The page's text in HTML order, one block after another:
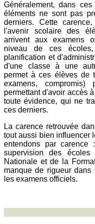
Généralement, dans
éléments ne sont pas
derniers. Cette
l'avenir scolaire des
arrivent aux examens
niveau de ces
planification et
d'une classe à une
permet à ces élèves de
examens,
permettant d'avoir accès
toute évidence, qui ne
ces derniers.
La carence retrouvée
tout aussi bien influencer
entendons par
supervision des
Nationale et de la
manque de rigueur dans
les examens officiels.